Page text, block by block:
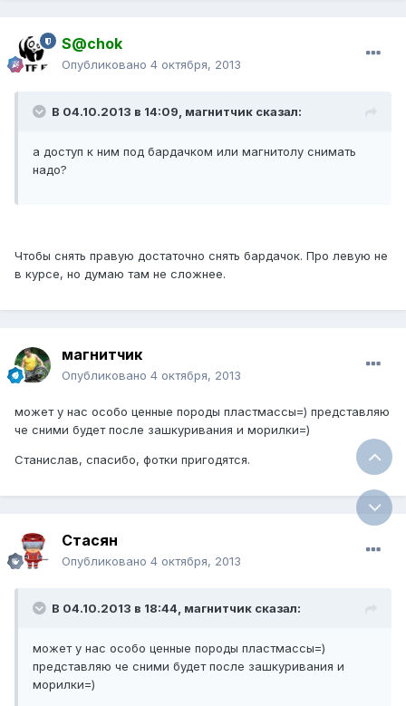
S@chok
Опубликовано 4 октября, 2013
В 04.10.2013 в 14:09, магнитчик сказал:
а доступ к ним под бардачком или магнитолу снимать
надо?
Чтобы снять правую достаточно снять бардачок. Про левую не
в курсе, но думаю там не сложнее.
магнитчик
Опубликовано 4 октября, 2013
может у нас особо ценные породы пластмассы=) представляю
че сними будет после зашкуривания и морилки=)
Станислав, спасибо, фотки пригодятся.
Стасян
Опубликовано 4 октября, 2013
В 04.10.2013 в 18:44, магнитчик сказал:
может у нас особо ценные породы пластмассы=)
представляю че сними будет после зашкуривания и
морилки=)